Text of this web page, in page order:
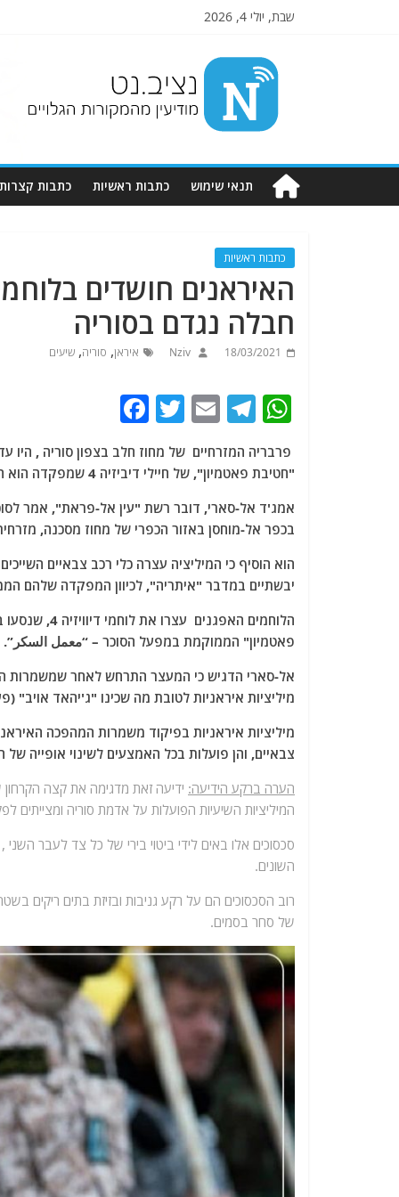
שבת, יולי 4, 2026
Nziv.net
מודיעין
מהמקורות
תנאי שימוש כתבות ראשיות כתבות קצרות
כתבות ראשיות
האיראנים חושדים
חבלה נגדם בסוריה
18/03/2021
Nziv איראן, סוריה, שיעים
W
at
s
A
p
p
T
e
g
ra
m
E
m
ai
l
T
itt
er
c
e
b
o
o
k
"חטיבת פאטמיון", של חיילי דיביזיה 4 שמפקדה הוא האלוף מהאר אסד אחיו של בשאר.
בכפר אל-מוחסן באזור הכפרי של מחוז מסכנה,
יבשתיים במדבר "איתריה", לכיוון המפקדה שלהם
הלוחמים
פאטמיון" הממוקמת במפעל הסוכר – “معمل السكر”.
מיליציות איראניות לטובת מה שכינו "ג'יהאד אויב"
מיליציות איראניות בפיקוד משמרות המהפכה
צבאיים, והן פועלות בכל האמצעים לשינוי אופייה
הערה ברקע הידיעה: ידיעה זאת מדגימה את קצה הקרחון
המיליציות השיעיות הפועלות על אדמת סוריה ומצייתים
סכסוכים אלו באים לידי ביטוי בירי של כל צד לעבר
השונים.
רוב הסכסוכים הם על רקע גניבות ובזיזת בתים ריקים
של סחר בסמים.